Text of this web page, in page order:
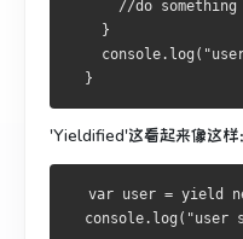
//do something
    }
  }
'Yieldified'这看起来像这样：
var user = yield
console.log("user